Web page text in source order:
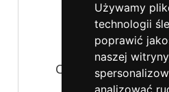
Używamy
technologii
poprawić
naszej
analizować
Czajnik
2400W 21670